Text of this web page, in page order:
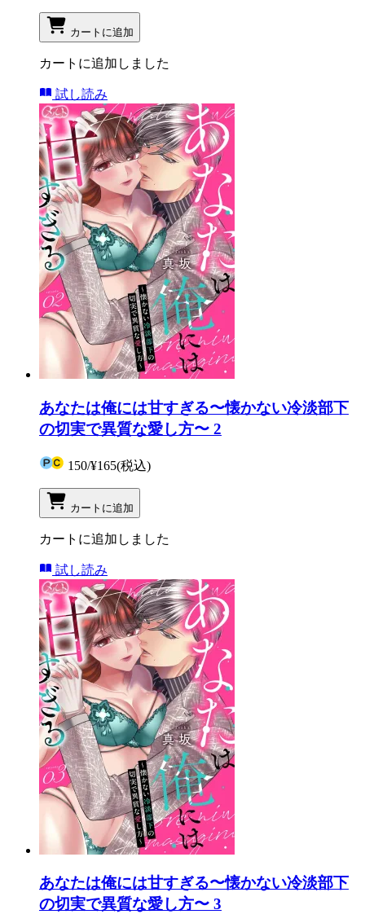
カートに追加
カートに追加しました
試し読み
あなたは俺には甘すぎる〜懐かない冷淡部下
の切実で異質な愛し方〜 2
150/¥165(税込)
カートに追加
カートに追加しました
試し読み
あなたは俺には甘すぎる〜懐かない冷淡部下
の切実で異質な愛し方〜 3